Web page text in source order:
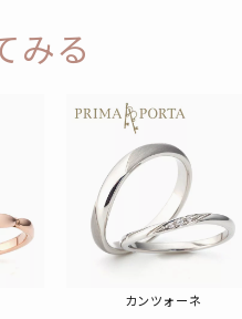
みる
カンツォーネ